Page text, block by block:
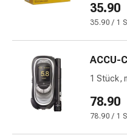
Wärmen
Stress
&
35.90
35.90 / 1
ACCU-
1 Stück,
78.90
78.90 / 1